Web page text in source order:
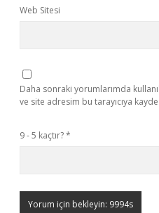
Web Sitesi
Daha sonraki yorumlarımda
ve site adresim bu tarayıcıya
9 - 5 kaçtır?*